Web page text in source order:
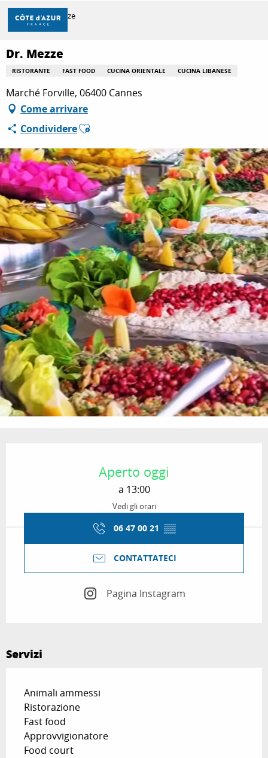
Aller
contenu
principal
SCOPRIRE
PER FARE
SOGGIORNO
Casa Dr. Mezze
Dr. Mezze
RISTORANTE FAST FOOD CUCINA ORIENTALE CUCINA LIBANESE
Marché Forville, 06400 Cannes
Come arrivare
CondividereAjouter aux favoris
Aperto oggi
a 13:00
Vedi gli orari
06 47 00 21 ▒▒
CONTATTATECI
Pagina Instagram
Servizi
Animali ammessi
Ristorazione
Fast food
Approvvigionatore
Food court